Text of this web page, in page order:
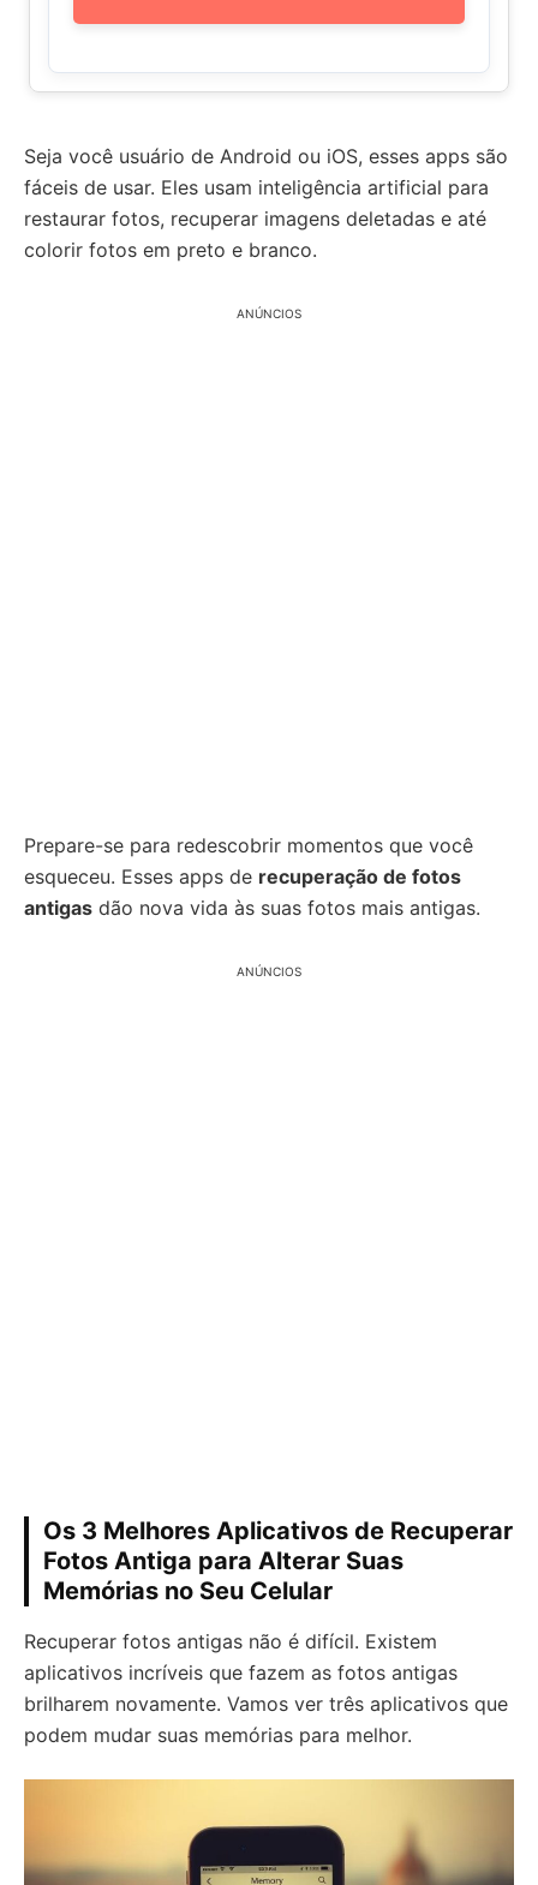
Seja você usuário de Android ou iOS, esses apps são
fáceis de usar. Eles usam inteligência artificial para
restaurar fotos, recuperar imagens deletadas e até
colorir fotos em preto e branco.
ANÚNCIOS
Prepare-se para redescobrir momentos que você
esqueceu. Esses apps de recuperação de fotos
antigas dão nova vida às suas fotos mais antigas.
ANÚNCIOS
Os 3 Melhores Aplicativos de Recuperar
Fotos Antiga para Alterar Suas
Memórias no Seu Celular
Recuperar fotos antigas não é difícil. Existem
aplicativos incríveis que fazem as fotos antigas
brilharem novamente. Vamos ver três aplicativos que
podem mudar suas memórias para melhor.